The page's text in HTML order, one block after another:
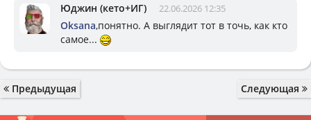
Юджин (кето+ИГ) 22.06.2026 12:35
Oksana,понятно. А выглядит тот в точь, как кто
самое...
Предыдущая Следующая